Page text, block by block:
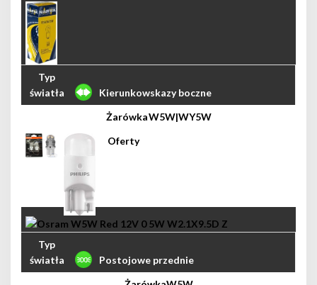
Kierunkowskazy boczne
W5W|WY5W
Postojowe przednie